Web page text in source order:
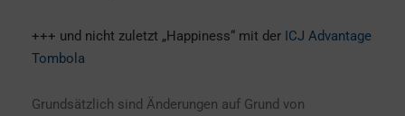
+++ und nicht zuletzt „Happiness“ mit der ICJ Advantage
Tombola
Grundsätzlich sind Änderungen auf Grund von